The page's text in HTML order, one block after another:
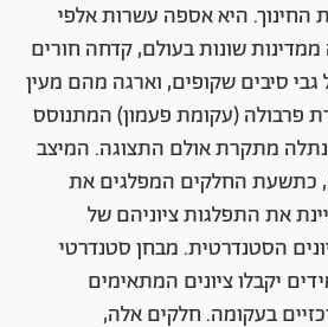
היא אספה עשרות אלפי
שונות בעולם, קדחה חורים
סיבים שקופים, וארגה מהם מעין
פרבולה (עקומת פעמון) המתנוסס
מטרים ונתלה מתקרת אולם התצוגה. המיצב
כתשעת החלקים המפלגים את
את התפלגות ציוניהם של
הסטנדרטית. מבחן סטנדרטי
יקבלו ציונים המתאימים
בעקומה. חלקים אלה,